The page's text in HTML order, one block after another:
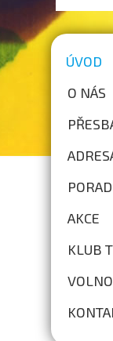
ÚVOD
O NÁS
AKCE
KLUB